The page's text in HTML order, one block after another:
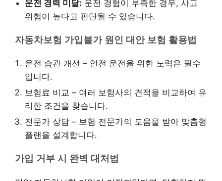
운전 경력 미달: 운전 경험이 부족한 경우, 사고
위험이 높다고 판단될 수 있습니다.
자동차보험 가입불가 원인 대안 보험 활용법
운전 습관 개선 – 안전 운전을 위한 노력은 필수
입니다.
보험료 비교 – 여러 보험사의 견적을 비교하여 유
리한 조건을 찾습니다.
전문가 상담 – 보험 전문가의 도움을 받아 맞춤형
플랜을 설계합니다.
가입 거부 시 완벽 대처법